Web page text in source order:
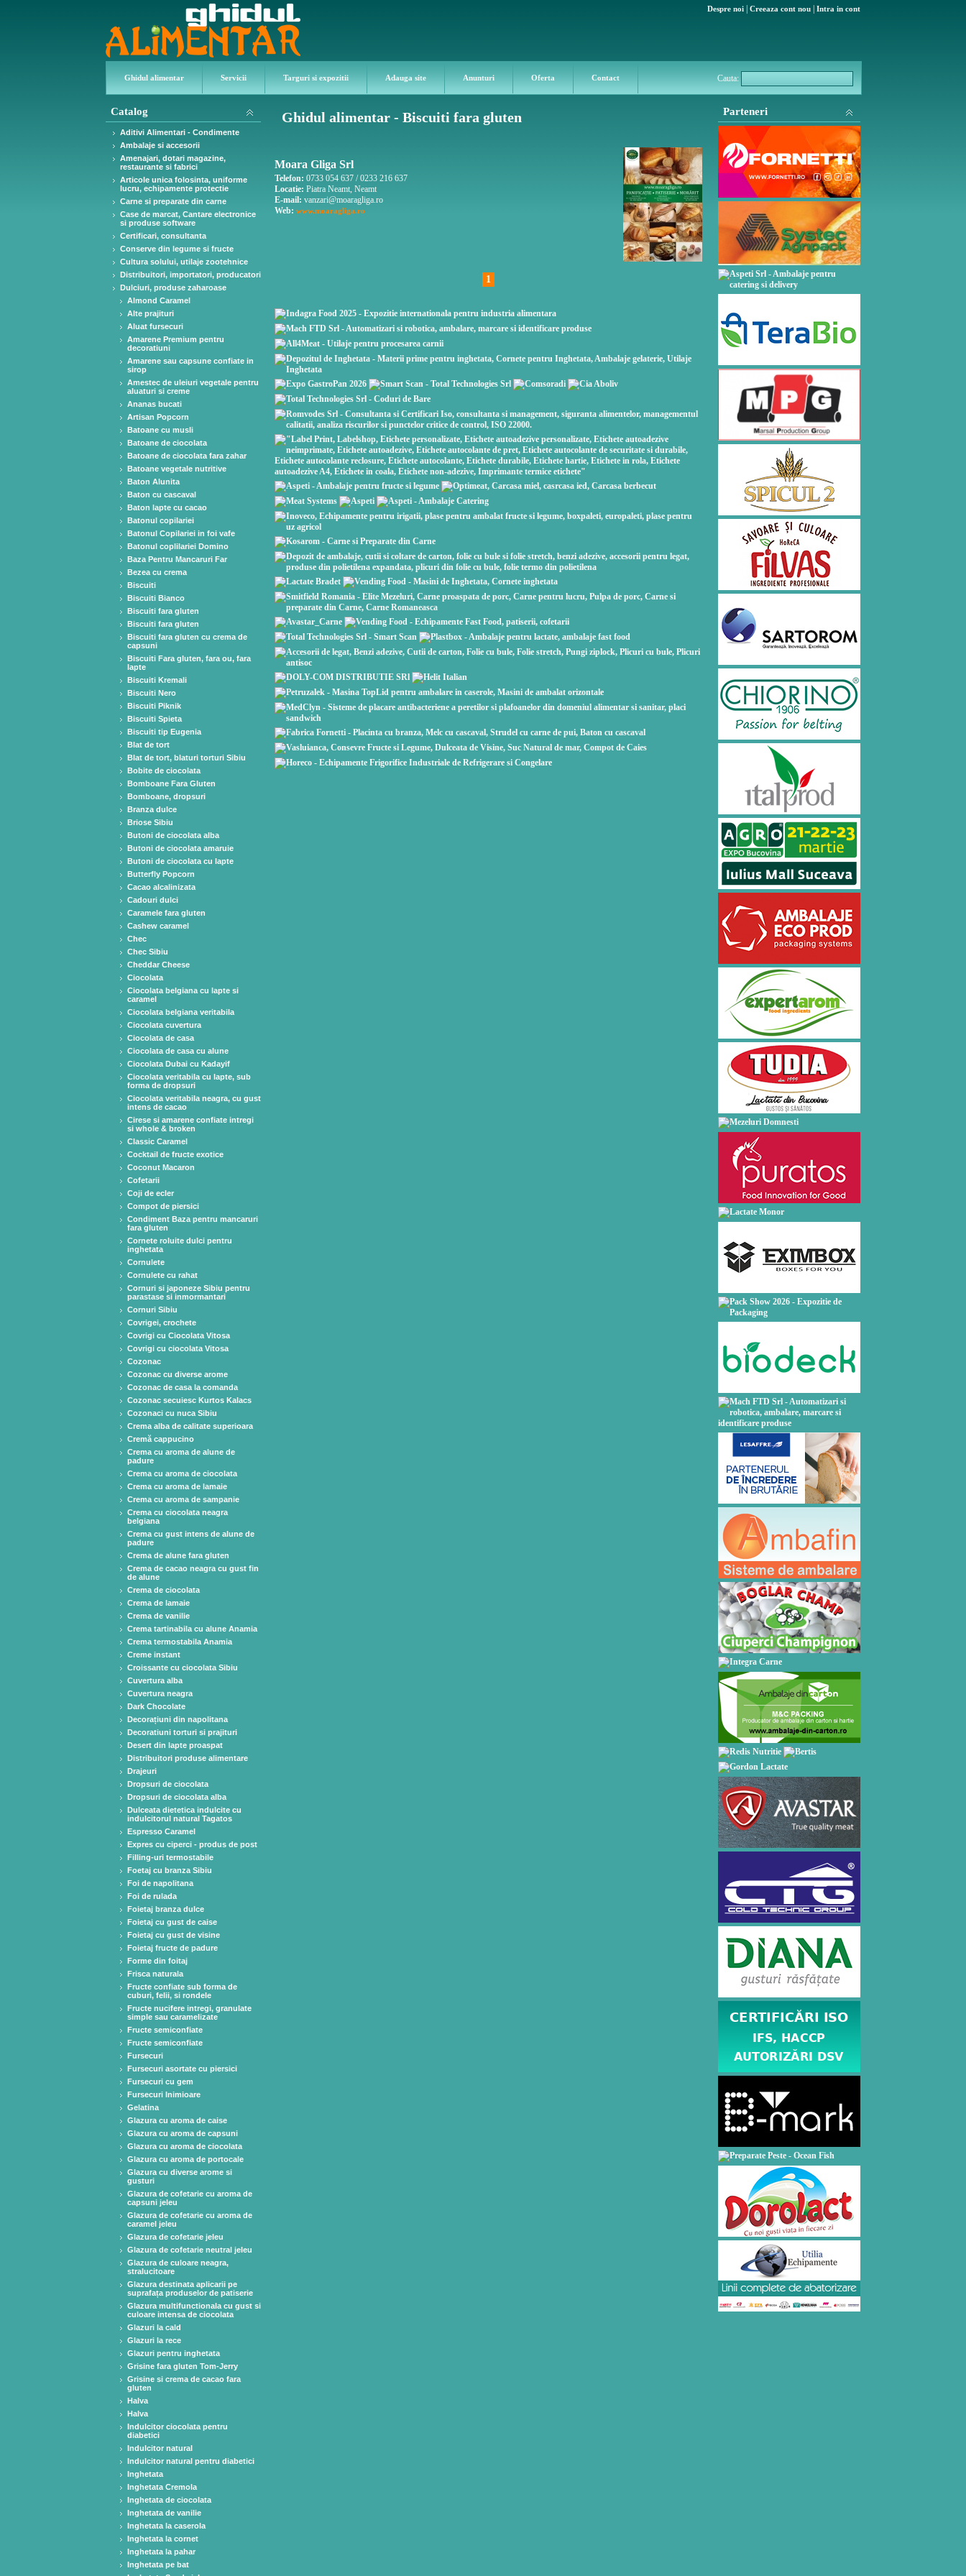
Despre noi Creeaza cont nou Intra in cont
Ghidul alimentar Servicii Targuri si expozitii Adauga site Anunturi Oferta Contact Cauta:
Parteneri
Catalog
Aditivi Alimentari - Condimente
Ambalaje si accesorii
Amenajari, dotari magazine,
restaurante si fabrici
Articole unica folosinta, uniforme
lucru, echipamente protectie
Carne si preparate din carne
Case de marcat, Cantare electronice
si produse software
Certificari, consultanta
Conserve din legume si fructe
Cultura solului, utilaje zootehnice
Distribuitori, importatori, producatori
Dulciuri, produse zaharoase
Almond Caramel
Alte prajituri
Aluat fursecuri
Amarene Premium pentru
decoratiuni
Amarene sau capsune confiate in
sirop
Amestec de uleiuri vegetale pentru
aluaturi si creme
Ananas bucati
Artisan Popcorn
Batoane cu musli
Batoane de ciocolata
Batoane de ciocolata fara zahar
Batoane vegetale nutritive
Baton Alunita
Baton cu cascaval
Baton lapte cu cacao
Batonul copilariei
Batonul Copilariei in foi vafe
Batonul coplilariei Domino
Baza Pentru Mancaruri Far
Bezea cu crema
Biscuiti
Biscuiti Bianco
Biscuiti fara gluten
Biscuiti fara gluten
Biscuiti fara gluten cu crema de
capsuni
Biscuiti Fara gluten, fara ou, fara
lapte
Biscuiti Kremali
Biscuiti Nero
Biscuiti Piknik
Biscuiti Spieta
Biscuiti tip Eugenia
Blat de tort
Blat de tort, blaturi torturi Sibiu
Bobite de ciocolata
Bomboane Fara Gluten
Bomboane, dropsuri
Branza dulce
Briose Sibiu
Butoni de ciocolata alba
Butoni de ciocolata amaruie
Butoni de ciocolata cu lapte
Butterfly Popcorn
Cacao alcalinizata
Cadouri dulci
Caramele fara gluten
Cashew caramel
Chec
Chec Sibiu
Cheddar Cheese
Ciocolata
Ciocolata belgiana cu lapte si
caramel
Ciocolata belgiana veritabila
Ciocolata cuvertura
Ciocolata de casa
Ciocolata de casa cu alune
Ciocolata Dubai cu Kadayif
Ciocolata veritabila cu lapte, sub
forma de dropsuri
Ciocolata veritabila neagra, cu gust
intens de cacao
Cirese si amarene confiate intregi
si whole & broken
Classic Caramel
Cocktail de fructe exotice
Coconut Macaron
Cofetarii
Coji de ecler
Compot de piersici
Condiment Baza pentru mancaruri
fara gluten
Cornete roluite dulci pentru
inghetata
Cornulete
Cornulete cu rahat
Cornuri si japoneze Sibiu pentru
parastase si inmormantari
Cornuri Sibiu
Covrigei, crochete
Covrigi cu Ciocolata Vitosa
Covrigi cu ciocolata Vitosa
Cozonac
Cozonac cu diverse arome
Cozonac de casa la comanda
Cozonac secuiesc Kurtos Kalacs
Cozonaci cu nuca Sibiu
Crema alba de calitate superioara
Cremă cappucino
Crema cu aroma de alune de
padure
Crema cu aroma de ciocolata
Crema cu aroma de lamaie
Crema cu aroma de sampanie
Crema cu ciocolata neagra
belgiana
Crema cu gust intens de alune de
padure
Crema de alune fara gluten
Crema de cacao neagra cu gust fin
de alune
Crema de ciocolata
Crema de lamaie
Crema de vanilie
Crema tartinabila cu alune Anamia
Crema termostabila Anamia
Creme instant
Croissante cu ciocolata Sibiu
Cuvertura alba
Cuvertura neagra
Dark Chocolate
Decorațiuni din napolitana
Decoratiuni torturi si prajituri
Desert din lapte proaspat
Distribuitori produse alimentare
Drajeuri
Dropsuri de ciocolata
Dropsuri de ciocolata alba
Dulceata dietetica indulcite cu
indulcitorul natural Tagatos
Espresso Caramel
Expres cu ciperci - produs de post
Filling-uri termostabile
Foetaj cu branza Sibiu
Foi de napolitana
Foi de rulada
Foietaj branza dulce
Foietaj cu gust de caise
Foietaj cu gust de visine
Foietaj fructe de padure
Forme din foitaj
Frisca naturala
Fructe confiate sub forma de
cuburi, felii, si rondele
Fructe nucifere intregi, granulate
simple sau caramelizate
Fructe semiconfiate
Fructe semiconfiate
Fursecuri
Fursecuri asortate cu piersici
Fursecuri cu gem
Fursecuri Inimioare
Gelatina
Glazura cu aroma de caise
Glazura cu aroma de capsuni
Glazura cu aroma de ciocolata
Glazura cu aroma de portocale
Glazura cu diverse arome si
gusturi
Glazura de cofetarie cu aroma de
capsuni jeleu
Glazura de cofetarie cu aroma de
caramel jeleu
Glazura de cofetarie jeleu
Glazura de cofetarie neutral jeleu
Glazura de culoare neagra,
stralucitoare
Glazura destinata aplicarii pe
suprafața produselor de patiserie
Glazura multifunctionala cu gust si
culoare intensa de ciocolata
Glazuri la cald
Glazuri la rece
Glazuri pentru inghetata
Grisine fara gluten Tom-Jerry
Grisine si crema de cacao fara
gluten
Halva
Halva
Indulcitor ciocolata pentru
diabetici
Indulcitor natural
Indulcitor natural pentru diabetici
Inghetata
Inghetata Cremola
Inghetata de ciocolata
Inghetata de vanilie
Inghetata la caserola
Inghetata la cornet
Inghetata la pahar
Inghetata pe bat
Ghidul alimentar - Biscuiti fara gluten
Moara Gliga Srl
Telefon: 0733 054 637 / 0233 216 637
Locatie: Piatra Neamt, Neamt
E-mail: vanzari@moaragliga.ro
Web: www.moaragliga.ro
1